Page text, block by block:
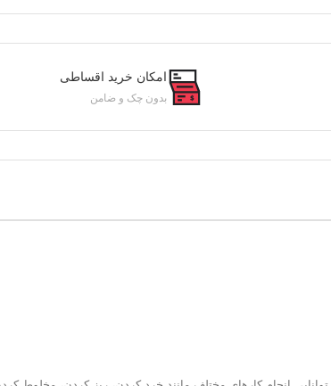
امکان خرید اقساطی
بدون چک و ضامن